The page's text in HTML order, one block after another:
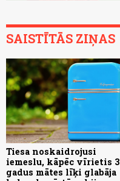
SAISTĪTĀS ZIŅAS
Tiesa noskaidrojusi
iemeslu, kāpēc vīrietis 3
gadus mātes līķi glabāja